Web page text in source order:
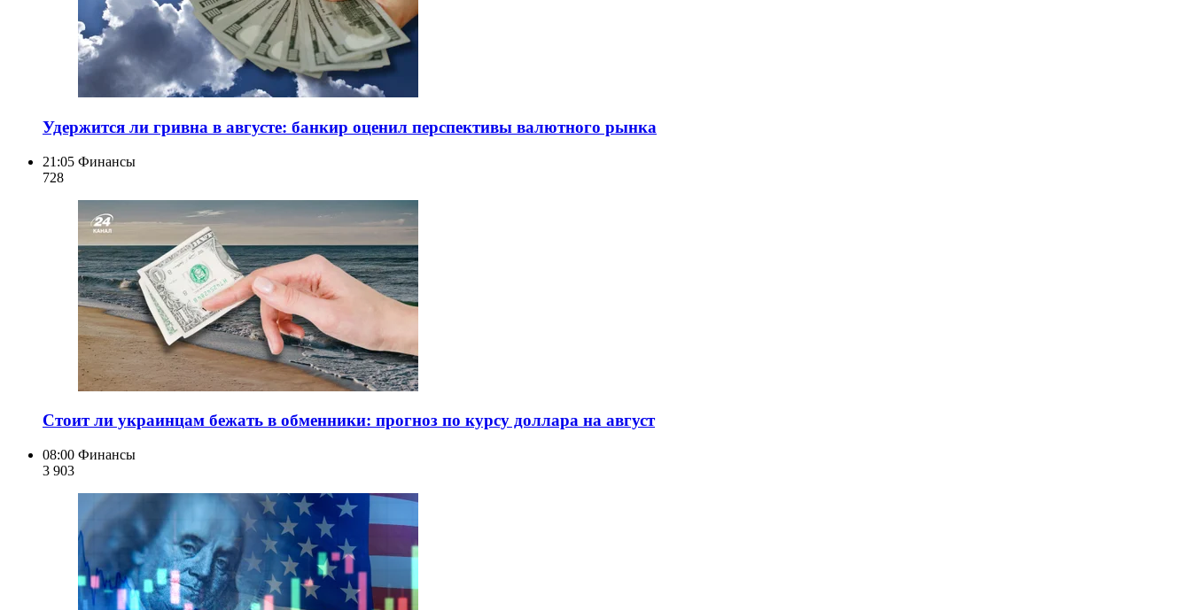
Удержится ли гривна в августе: банкир оценил перспективы валютного рынка
21:05 Финансы
728
Стоит ли украинцам бежать в обменники: прогноз по курсу доллара на август
08:00 Финансы
3 903